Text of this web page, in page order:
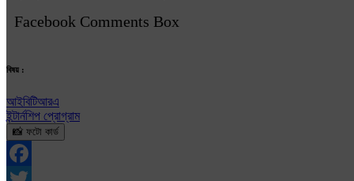
Facebook Comments Box
বিষয় :
আইবিটিআরএ
ইন্টার্নশিপ প্রোগ্রাম
📸 ফটো কার্ড
Facebook